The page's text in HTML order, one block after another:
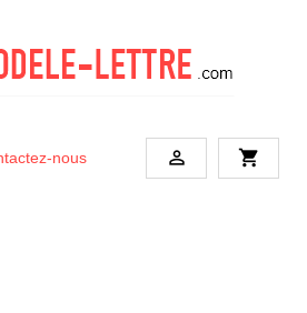
nous  shopping_cart